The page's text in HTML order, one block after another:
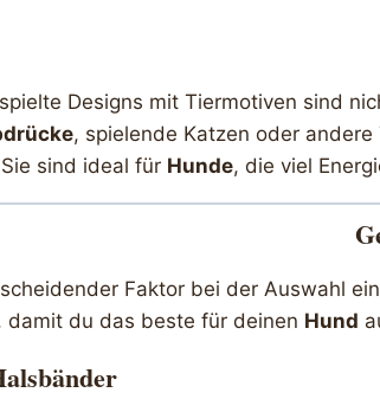
Designs mit Tiermotiven sind
, spielende Katzen oder andere
sind ideal für Hunde, die viel
Faktor bei der Auswahl
damit du das beste für deinen Hund